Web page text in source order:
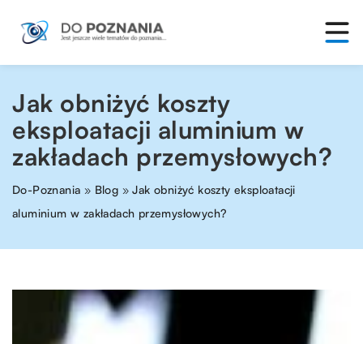
Jak obniżyć koszty
eksploatacji aluminium w
zakładach przemysłowych?
Do-Poznania » Blog »Jak obniżyć koszty eksploatacji
aluminium w zakładach przemysłowych?